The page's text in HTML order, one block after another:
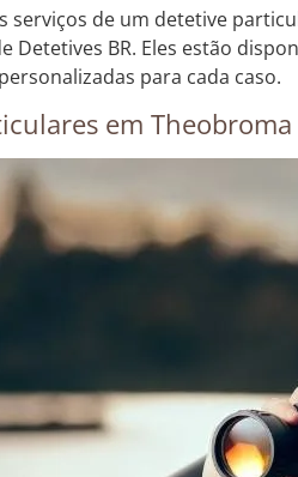
serviços de um detetive
Detetives BR. Eles estão
para cada caso.
em Theobroma